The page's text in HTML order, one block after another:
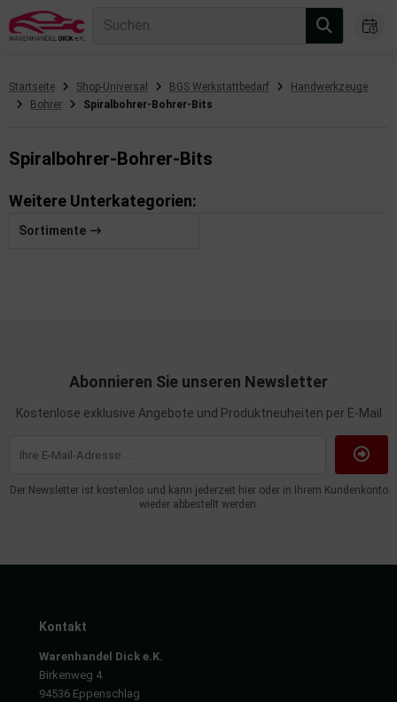
Suchen
Startseite Shop-Universal BGS Werkstattbedarf
Handwerkzeuge
Bohrer
Spiralbohrer-Bohrer-Bits
Spiralbohrer-Bohrer-Bits
Weitere Unterkategorien:
Sortimente
Abonnieren Sie unseren Newsletter
Kostenlose exklusive Angebote und Produktneuheiten per E-Mail
Der Newsletter ist kostenlos und kann jederzeit hier oder in Ihrem Kundenkonto
wieder abbestellt werden.
Kontakt
Warenhandel Dick e.K.
Birkenweg 4
94536 Eppenschlag
Produkte
Aufbauten
Kommunikationssysteme